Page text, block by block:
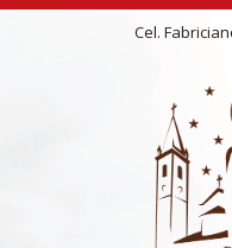
Cel.